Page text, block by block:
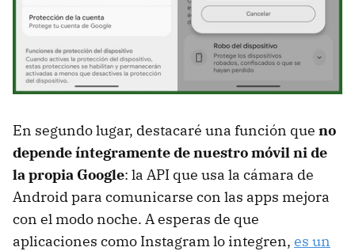
En segundo lugar, destacaré una función que no
depende íntegramente de nuestro móvil ni de
la propia Google: la API que usa la cámara de
Android para comunicarse con las apps mejora
con el modo noche. A esperas de que
aplicaciones como Instagram lo integren, es un